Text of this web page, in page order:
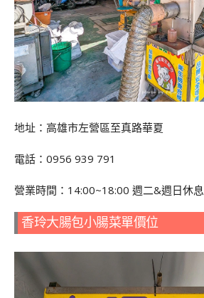
地址：高雄市左營區至真路華夏
電話：0956 939 791
營業時間：14:00~18:00 週二&週日休息
香玲大腸包小腸菜單價位